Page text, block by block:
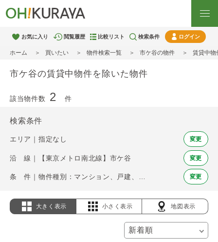
お気に入り 閲覧履歴 比較リスト 検索条件 ログイン
ホーム 買いたい 物件検索一覧 市ケ谷の物件 賃貸中物
市ケ谷の賃貸中物件を除いた物件
該当物件数 2 件
検索条件
エリア｜指定なし 変更
沿 線｜【東京メトロ南北線】市ケ谷 変更
変更
大きく表示 小さく表示 地図表示